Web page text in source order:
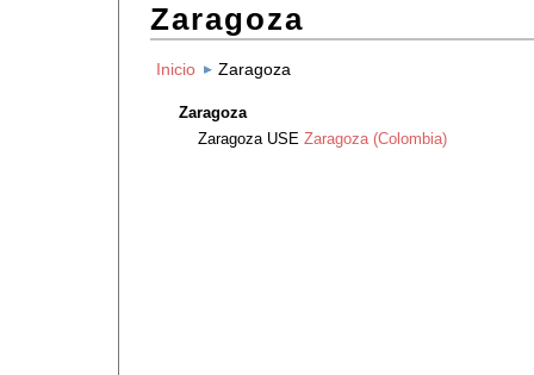
Zaragoza
Inicio Zaragoza
Zaragoza
ZaragozaUSE Zaragoza (Colombia)